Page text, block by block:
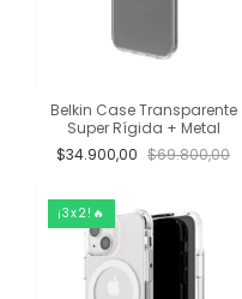
Belkin Case Transparente
Super Rígida + Metal
$34.900,00 $69.800,00
¡3x2!🔥